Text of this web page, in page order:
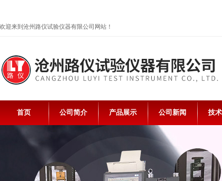
欢迎来到沧州路仪试验仪器有限公司网站！
首页 公司简介 产品展示 公司新闻 技